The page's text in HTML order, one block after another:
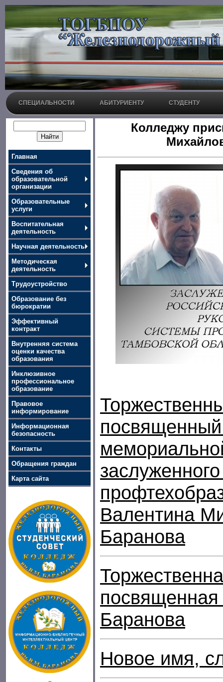
СПЕЦИАЛЬНОСТИ АБИТУРИЕНТУ СТУДЕНТУ
Главная
Сведения об
образовательной
организации
Образовательные
услуги
Воспитательная
деятельность
Научная деятельность
Методическая
деятельность
Трудоустройство
Образование без
бюрократии
Эффективный
контракт
Внутренняя система
оценки качества
образования
Инклюзивное
профессиональное
образование
Правовое
информирование
Информационная
безопасность
Контакты
Обращения граждан
Карта сайта
Колледжу
Валентина
Баранова
Баранова
Новое имя,